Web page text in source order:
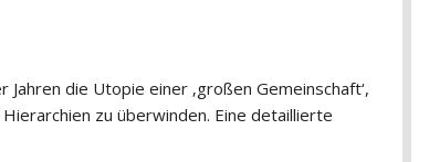
die Utopie einer ‚großen Gemeinschaft‘,
zu überwinden. Eine detaillierte